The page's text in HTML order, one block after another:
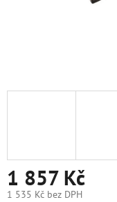
1 857 Kč
1 535 Kč bez DPH